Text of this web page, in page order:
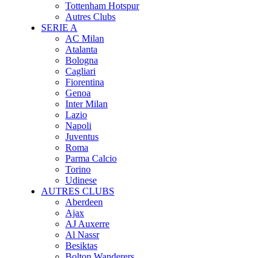
Tottenham Hotspur
Autres Clubs
SERIE A
AC Milan
Atalanta
Bologna
Cagliari
Fiorentina
Genoa
Inter Milan
Lazio
Napoli
Juventus
Roma
Parma Calcio
Torino
Udinese
AUTRES CLUBS
Aberdeen
Ajax
AJ Auxerre
Al Nassr
Besiktas